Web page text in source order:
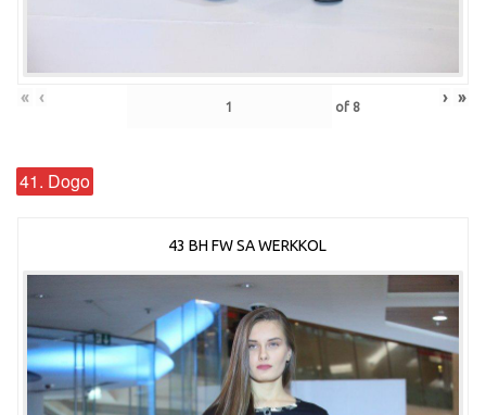
« ‹ of 8 › »
41. Dogo
43 BH FW SA WERKKOL